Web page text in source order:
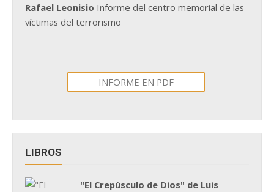
Rafael Leonisio Informe del centro memorial de las
víctimas del terrorismo
INFORME EN PDF
LIBROS
"El Crepúsculo de Dios" de Luis